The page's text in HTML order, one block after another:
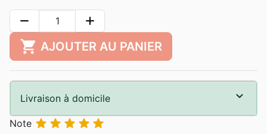
remove add
shopping_cart AJOUTER AU PANIER
Livraison à domicile
Note     